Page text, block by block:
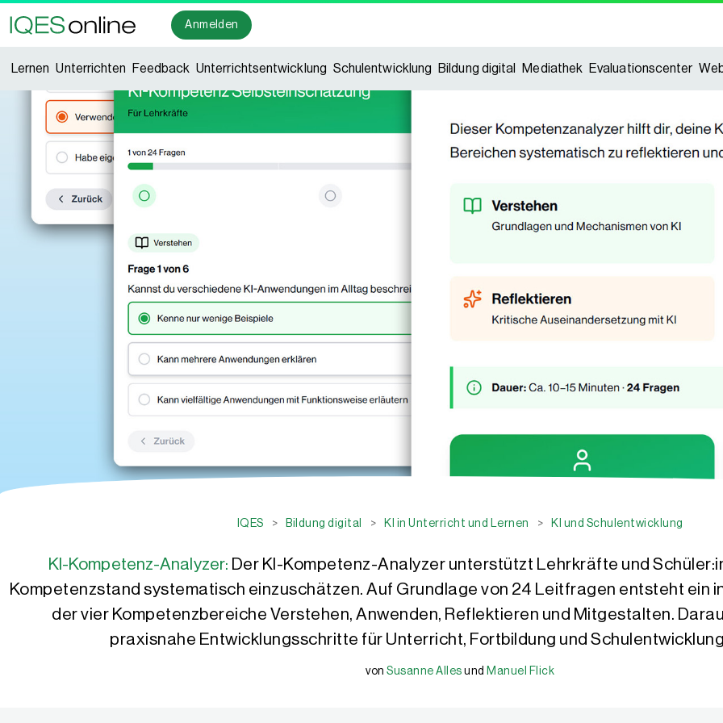
Anmelden
Lernen Unterrichten Feedback Unterrichtsentwicklung Schulentwicklung Bildung digital Mediathek Evaluationscenter
IQES > Bildung digital > KI in Unterricht und Lernen > KI und Schulentwicklung
KI-Kompetenz-Analyzer: Der KI-Kompetenz-Analyzer unterstützt Lehrkräfte und
Kompetenzstand systematisch einzuschätzen. Auf Grundlage von 24 Leitfragen entsteht ein
der vier Kompetenzbereiche Verstehen, Anwenden, Reflektieren und Mitgestalten.
praxisnahe Entwicklungsschritte für Unterricht, Fortbildung und
von Susanne Alles und Manuel Flick